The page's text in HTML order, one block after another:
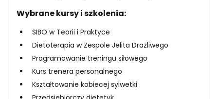
Wybrane kursy i szkolenia:
SIBO w Teorii i Praktyce
Dietoterapia w Zespole Jelita Drażliwego
Programowanie treningu siłowego
Kurs trenera personalnego
Kształtowanie kobiecej sylwetki